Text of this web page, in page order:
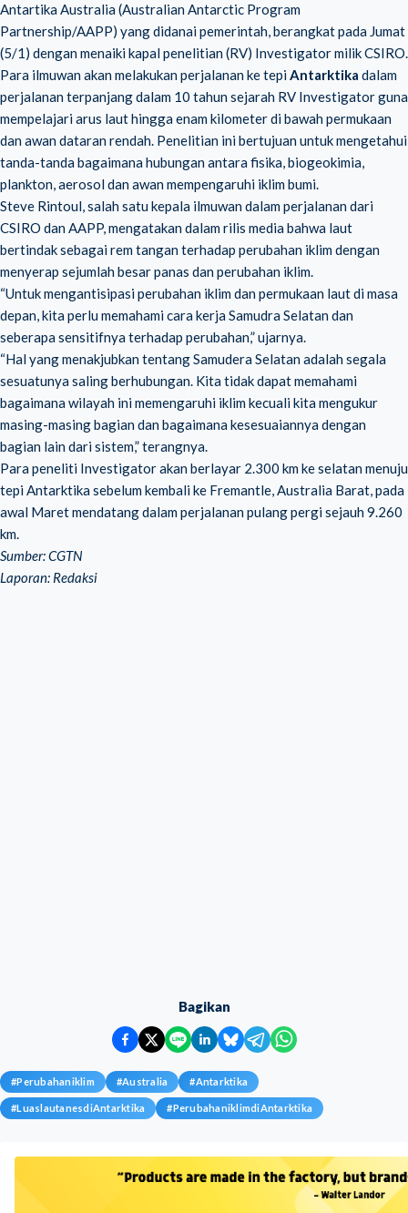
Antartika Australia (Australian Antarctic Program
Partnership/AAPP) yang didanai pemerintah, berangkat pada Jumat
(5/1) dengan menaiki kapal penelitian (RV) Investigator milik CSIRO.
Para ilmuwan akan melakukan perjalanan ke tepiAntarktika dalam
perjalanan terpanjang dalam 10 tahun sejarah RV Investigator guna
mempelajari arus laut hingga enam kilometer di bawah permukaan
dan awan dataran rendah. Penelitian ini bertujuan untuk mengetahui
tanda-tanda bagaimana hubungan antara fisika, biogeokimia,
plankton, aerosol dan awan mempengaruhi iklim bumi.
Steve Rintoul, salah satu kepala ilmuwan dalam perjalanan dari
CSIRO dan AAPP, mengatakan dalam rilis media bahwa laut
bertindak sebagai rem tangan terhadap perubahan iklim dengan
menyerap sejumlah besar panas dan perubahan iklim.
“Untuk mengantisipasi perubahan iklim dan permukaan laut di masa
depan, kita perlu memahami cara kerja Samudra Selatan dan
seberapa sensitifnya terhadap perubahan,” ujarnya.
“Hal yang menakjubkan tentang Samudera Selatan adalah segala
sesuatunya saling berhubungan. Kita tidak dapat memahami
bagaimana wilayah ini memengaruhi iklim kecuali kita mengukur
masing-masing bagian dan bagaimana kesesuaiannya dengan
bagian lain dari sistem,” terangnya.
Para peneliti Investigator akan berlayar 2.300 km ke selatan menuju
tepi Antarktika sebelum kembali ke Fremantle, Australia Barat, pada
awal Maret mendatang dalam perjalanan pulang pergi sejauh 9.260
km.
Sumber: CGTN
Laporan: Redaksi
Bagikan
#Perubahaniklim #Australia #Antarktika
#LuaslautanesdiAntarktika #PerubahaniklimdiAntarktika